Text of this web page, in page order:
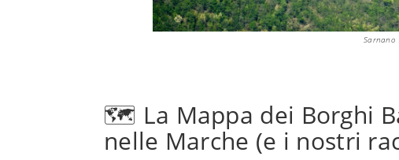
Sarnano
🗺️ La Mappa dei Borghi
nelle Marche (e i nostri